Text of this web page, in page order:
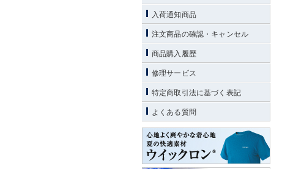
入荷通知商品
注文商品の確認・キャンセル
商品購入履歴
修理サービス
特定商取引法に基づく表記
よくある質問